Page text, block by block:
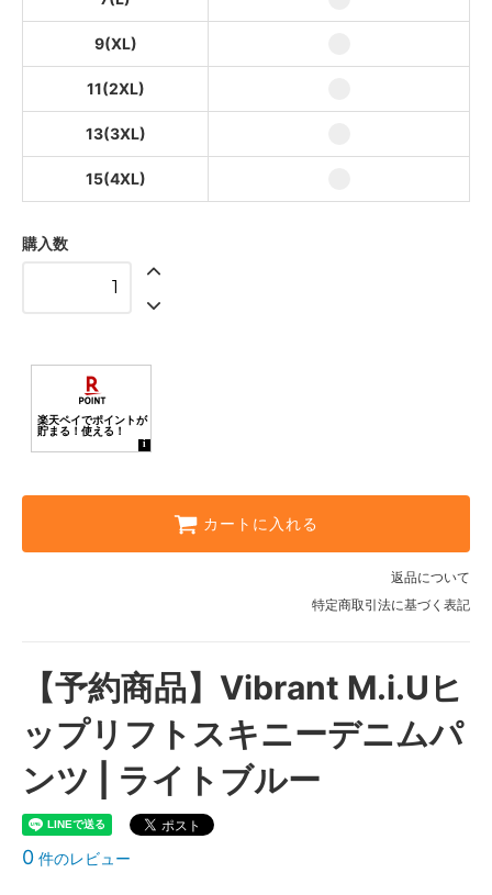
9(XL)
11(2XL)
13(3XL)
15(4XL)
購入数
カートに入れる
返品について
特定商取引法に基づく表記
【予約商品】Vibrant M.i.Uヒ
ップリフトスキニーデニムパ
ンツ | ライトブルー
0 件のレビュー